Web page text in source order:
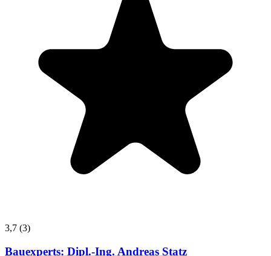
3,7 (3)
Bauexperts: Dipl.-Ing. Andreas Statz